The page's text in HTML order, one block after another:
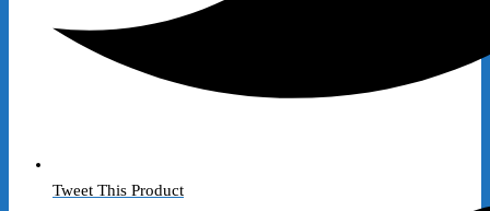
Tweet This Product